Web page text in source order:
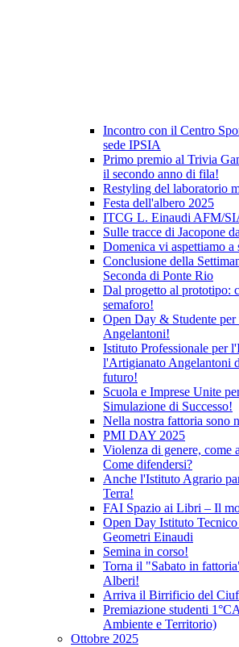
Incontro con il Centro
sede IPSIA
Primo premio al Trivia
il secondo anno di fila!
Restyling del laboratorio
Festa dell'albero 2025
ITCG L. Einaudi AFM/
Sulle tracce di Jacopone
Domenica vi aspettiamo a
Conclusione della
Seconda di Ponte Rio
Dal progetto al prototipo:
semaforo!
Open Day & Studente
Angelantoni!
Istituto Professionale per
l'Artigianato Angelantoni
futuro!
Scuola e Imprese Unite
Simulazione di Successo!
Nella nostra fattoria sono
PMI DAY 2025
Violenza di genere, come
Come difendersi?
Anche l'Istituto Agrario
Terra!
FAI Spazio ai Libri – Il
Open Day Istituto
Geometri Einaudi
Semina in corso!
Torna il "Sabato in
Alberi!
Arriva il Birrificio del
Premiazione studenti
Ambiente e Territorio)
Ottobre 2025